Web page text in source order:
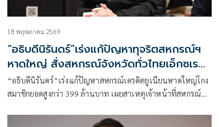
18 พฤษภาคม 2569
“อธิบดีนิรันดร์”เร่งแก้ปัญหาทุจริตสหกรณ์ฯ
หาดใหญ่ สั่งสหกรณ์จังหวัดทั่วไทยเอ็กซเรย์
สหกรณ์ที่สุ่มเสี่ยง
“อธิบดีนิรันดร์”เร่งแก้ปัญหาสหกรณ์เครดิตยูเนียนหาดใหญ่โกง
สมาชิกยอดสูงกว่า 399 ล้านบาท เผยสาเหตุเจ้าหน้าที่สหกรณ์
พร้อมสั่งสกจ.ทั่วไทยเอ็กซเรย์สหกรณ์ที่สุ่มเสี่ยง